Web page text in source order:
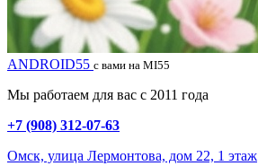
ANDROID55 с вами на MI55
Мы работаем для вас с 2011 года
+7 (908) 312-07-63
Омск, улица Лермонтова, дом 22, 1 этаж